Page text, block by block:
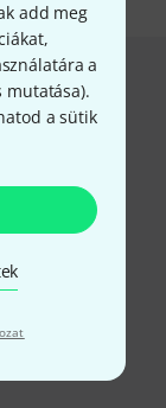
add meg
a
mutatása).
a sütik
vagy